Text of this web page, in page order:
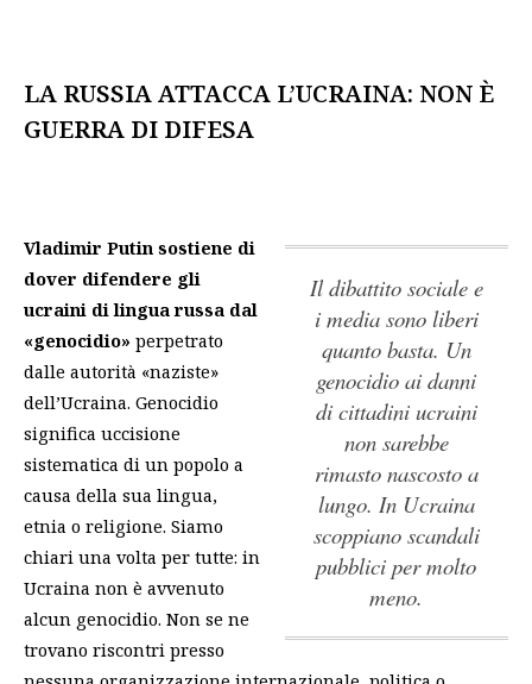
LA RUSSIA ATTACCA L’UCRAINA: NON È
GUERRA DI DIFESA
il dibattito sociale e
i media sono liberi
quanto basta. Un
genocidio ai danni
di cittadini ucraini
non sarebbe
rimasto nascosto a
lungo. In Ucraina
scoppiano scandali
pubblici per molto
meno.
Vladimir Putin sostiene di
dover difendere gli
ucraini di lingua russa dal
«genocidio» perpetrato
dalle autorità «naziste»
dell’Ucraina. Genocidio
significa uccisione
sistematica di un popolo a
causa della sua lingua,
etnia o religione. Siamo
chiari una volta per tutte: in
Ucraina non è avvenuto
alcun genocidio. Non se ne
trovano riscontri presso